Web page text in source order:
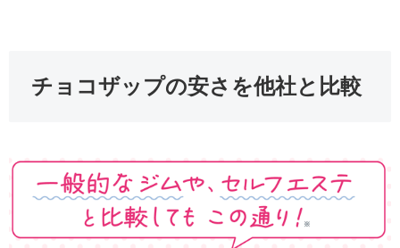
チョコザップの安さを他社と比較